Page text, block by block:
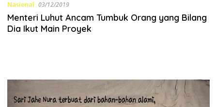
Nasional 03/12/2019
Menteri Luhut Ancam Tumbuk Orang yang Bilang
Dia Ikut Main Proyek